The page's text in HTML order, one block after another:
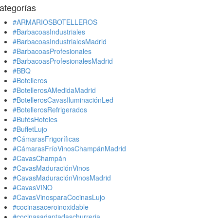
#ARMARIOSBOTELLEROS
#BarbacoasIndustriales
#BarbacoasIndustrialesMadrid
#BarbacoasProfesionales
#BarbacoasProfesionalesMadrid
#BBQ
#Botelleros
#BotellerosAMedidaMadrid
#BotellerosCavasIluminaciónLed
#BotellerosRefrigerados
#BufésHoteles
#BuffetLujo
#CámarasFrigoríficas
#CámarasFríoVinosChampánMadrid
#CavasChampán
#CavasMaduraciónVinos
#CavasMaduraciónVinosMadrid
#CavasVINO
#CavasVinosparaCocinasLujo
#cocinasaceroinoxidable